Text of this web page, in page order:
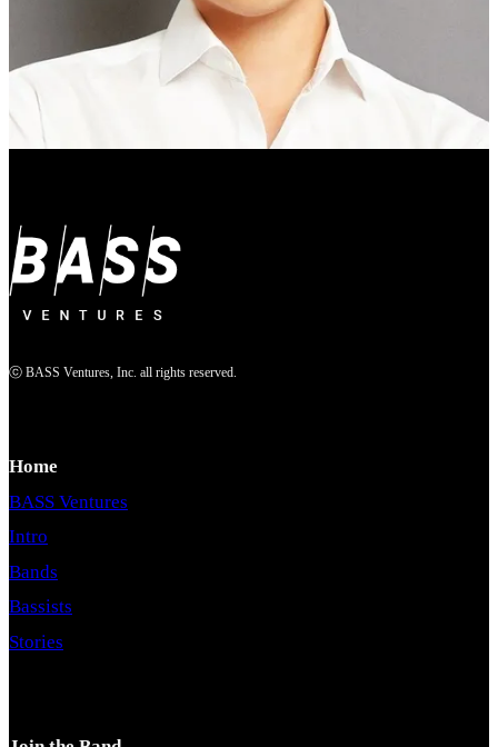
ⓒ BASS Ventures, Inc. all rights reserved.
Home
BASS Ventures
Intro
Bands
Bassists
Stories